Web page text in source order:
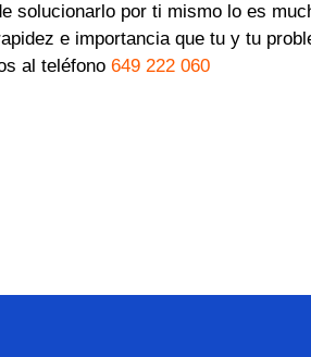
solucionarlo por ti mismo lo es
e importancia que tu y tu
al teléfono 649 222 060